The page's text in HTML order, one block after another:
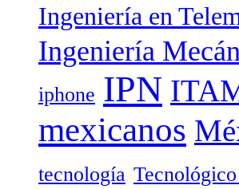
Ingeniería en
Ingeniería
iphone IPN
mexicanos
tecnología